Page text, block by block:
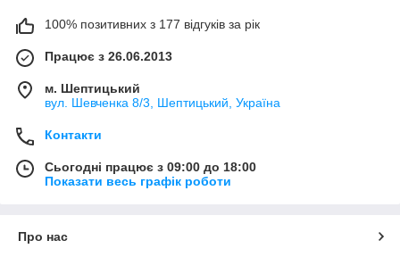
100% позитивних з 177 відгуків за рік
Працює з 26.06.2013
м. Шептицький
вул. Шевченка 8/3, Шептицький, Україна
Контакти
Сьогодні працює з 09:00 до 18:00
Показати весь графік роботи
Про нас